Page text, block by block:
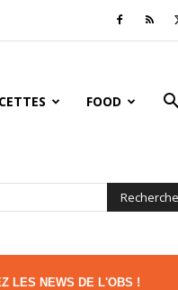
FOOD
LES NEWS DE L'OBS !